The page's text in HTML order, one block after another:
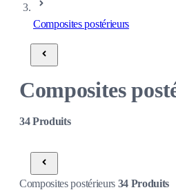
Composites postérieurs
Composites
34Produits
Composites postérieurs 34 Produits